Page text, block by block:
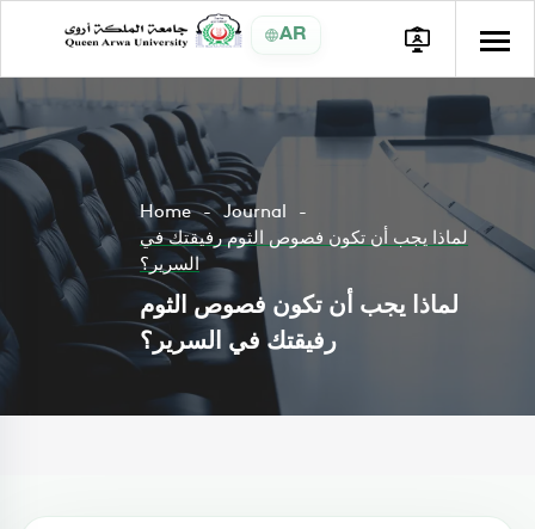
AR
Home
Journal
لماذا يجب أن تكون فصوص الثوم رفيقتك في
السرير؟
لماذا يجب أن تكون فصوص الثوم
رفيقتك في السرير؟